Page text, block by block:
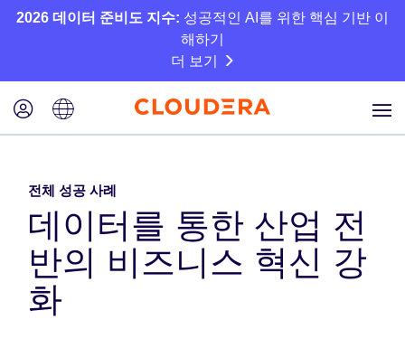
2026 데이터 준비도 지수: 성공적인 AI를 위한 핵심 기반 이
해하기
더 보기
전체 성공 사례
데이터를 통한 산업 전
반의 비즈니스 혁신 강
화